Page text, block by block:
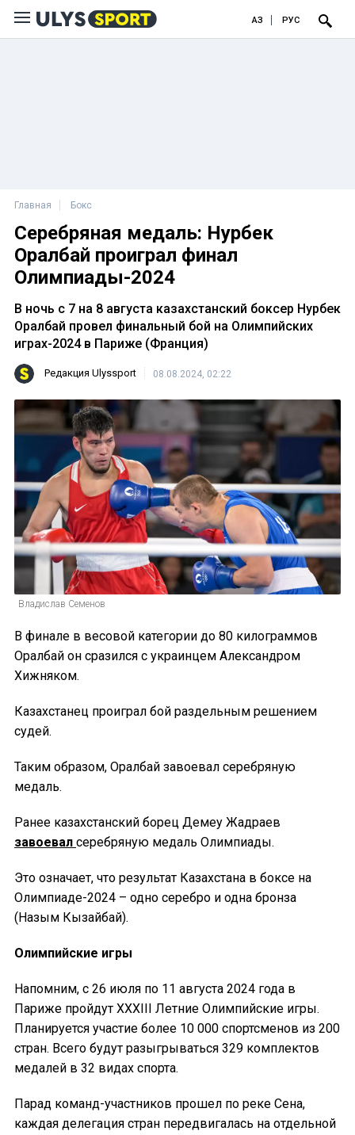
ҚАЗ РУС
Главная Бокс
Серебряная медаль: Нурбек
Оралбай проиграл финал
Олимпиады-2024
В ночь с 7 на 8 августа казахстанский боксер Нурбек
Оралбай провел финальный бой на Олимпийских
играх-2024 в Париже (Франция)
Редакция Ulyssport 08.08.2024, 02:22
Владислав Семенов
В финале в весовой категории до 80 килограммов
Оралбай он сразился с украинцем Александром
Хижняком.
Казахстанец проиграл бой раздельным решением
судей.
Таким образом, Оралбай завоевал серебряную
медаль.
Ранее казахстанский борец Демеу Жадраев
завоевал серебряную медаль Олимпиады.
Это означает, что результат Казахстана в боксе на
Олимпиаде-2024 – одно серебро и одна бронза
(Назым Кызайбай).
Олимпийские игры
Напомним, с 26 июля по 11 августа 2024 года в
Париже пройдут XXXIII Летние Олимпийские игры.
Планируется участие более 10 000 спортсменов из 200
стран. Всего будут разыгрываться 329 комплектов
медалей в 32 видах спорта.
Парад команд-участников прошел по реке Сена,
каждая делегация стран передвигалась на отдельной